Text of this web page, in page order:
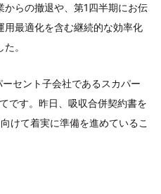
らの撤退や、第1四半期にお伝
用最適化を含む継続的な効率化
。
セント子会社であるスカパー
です。昨日、吸収合併契約書を
けて着実に準備を進めているこ